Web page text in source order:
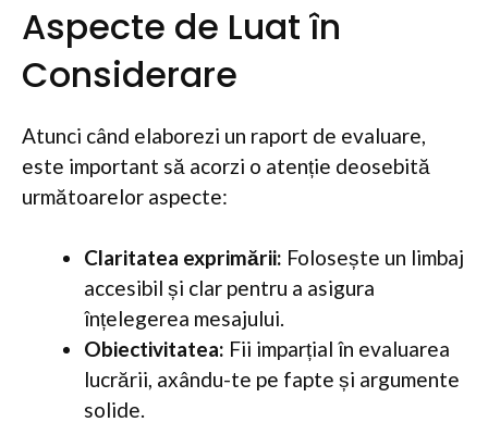
Aspecte de Luat în
Considerare
Atunci când elaborezi un raport de evaluare,
este important să acorzi o atenție deosebită
următoarelor aspecte:
Claritatea exprimării: Folosește un limbaj
accesibil și clar pentru a asigura
înțelegerea mesajului.
Obiectivitatea: Fii imparțial în evaluarea
lucrării, axându-te pe fapte și argumente
solide.